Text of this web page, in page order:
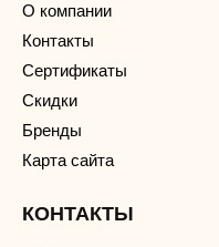
О компании
Контакты
Сертификаты
Скидки
Бренды
Карта сайта
КОНТАКТЫ